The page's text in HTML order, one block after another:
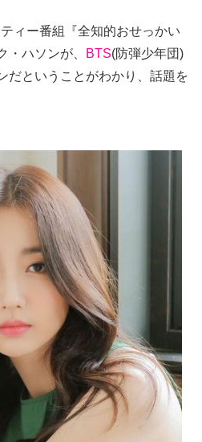
ィー番組『全知的おせっかい
・ハソンが、
BTS(防弾少年団)
だということがわかり、話題を